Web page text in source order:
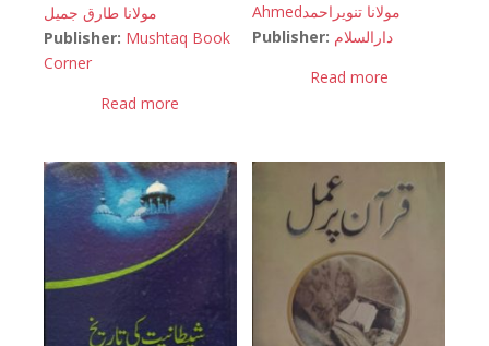
مولانا طارق جمیل
Publisher: Mushtaq Book
Corner
Read more
Ahmedمولانا تنویراحمد
Publisher: دارالسلام
Read more